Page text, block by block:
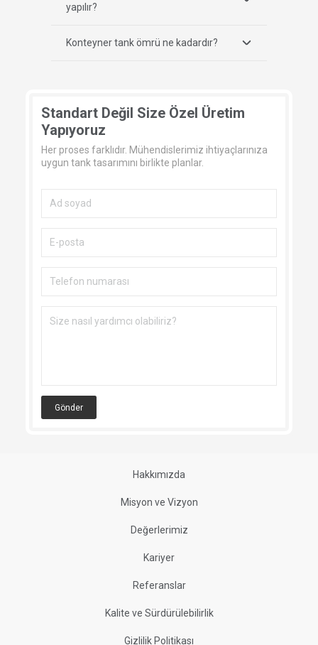
yapılır?
Konteyner tank ömrü ne kadardır?
Standart Değil Size Özel Üretim
Yapıyoruz
Her proses farklıdır. Mühendislerimiz ihtiyaçlarınıza
uygun tank tasarımını birlikte planlar.
Gönder
Hakkımızda
Misyon ve Vizyon
Değerlerimiz
Kariyer
Referanslar
Kalite ve Sürdürülebilirlik
Gizlilik Politikası